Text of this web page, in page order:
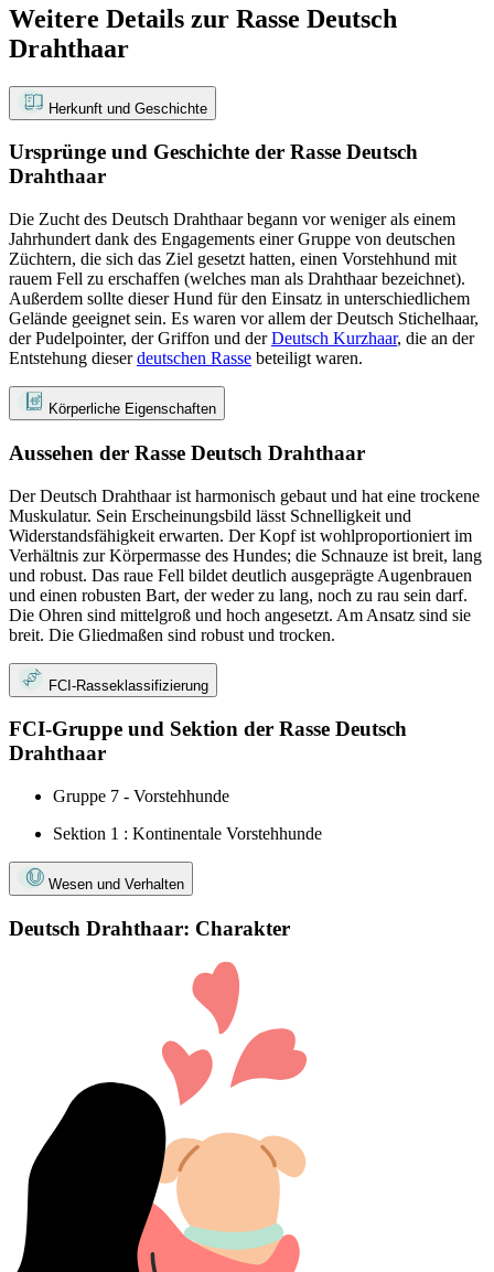
Weitere Details zur Rasse Deutsch
Drahthaar
Herkunft und Geschichte
Ursprünge und Geschichte der Rasse Deutsch
Drahthaar
Die Zucht des Deutsch Drahthaar begann vor weniger als einem
Jahrhundert dank des Engagements einer Gruppe von deutschen
Züchtern, die sich das Ziel gesetzt hatten, einen Vorstehhund mit
rauem Fell zu erschaffen (welches man als Drahthaar bezeichnet).
Außerdem sollte dieser Hund für den Einsatz in unterschiedlichem
Gelände geeignet sein. Es waren vor allem der Deutsch Stichelhaar,
der Pudelpointer, der Griffon und derDeutsch Kurzhaar, die an der
Entstehung dieserdeutschen Rasse beteiligt waren.
Körperliche Eigenschaften
Aussehen der Rasse Deutsch Drahthaar
Der Deutsch Drahthaar ist harmonisch gebaut und hat eine trockene
Muskulatur. Sein Erscheinungsbild lässt Schnelligkeit und
Widerstandsfähigkeit erwarten. Der Kopf ist wohlproportioniert im
Verhältnis zur Körpermasse des Hundes; die Schnauze ist breit, lang
und robust. Das raue Fell bildet deutlich ausgeprägte Augenbrauen
und einen robusten Bart, der weder zu lang, noch zu rau sein darf.
Die Ohren sind mittelgroß und hoch angesetzt. Am Ansatz sind sie
breit. Die Gliedmaßen sind robust und trocken.
FCI-Rasseklassifizierung
FCI-Gruppe und Sektion der Rasse Deutsch
Drahthaar
Gruppe 7 - Vorstehhunde
Sektion 1 : Kontinentale Vorstehhunde
Wesen und Verhalten
Deutsch Drahthaar: Charakter